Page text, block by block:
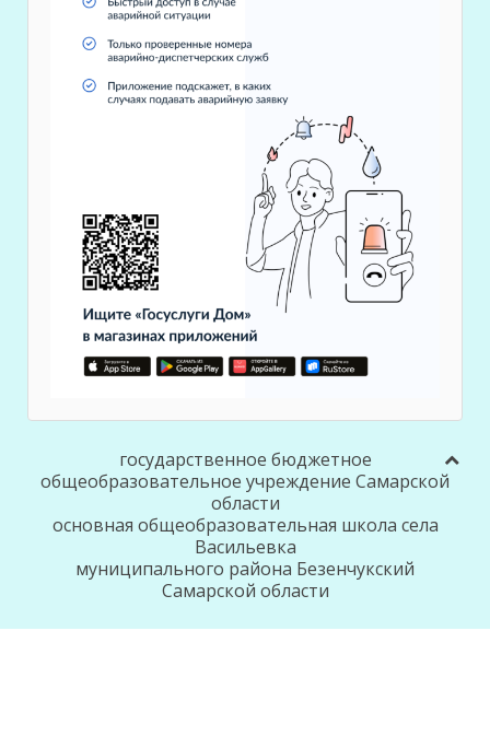
государственное бюджетное
общеобразовательное учреждение Самарской
области
основная общеобразовательная школа села
Васильевка
муниципального района Безенчукский
Самарской области